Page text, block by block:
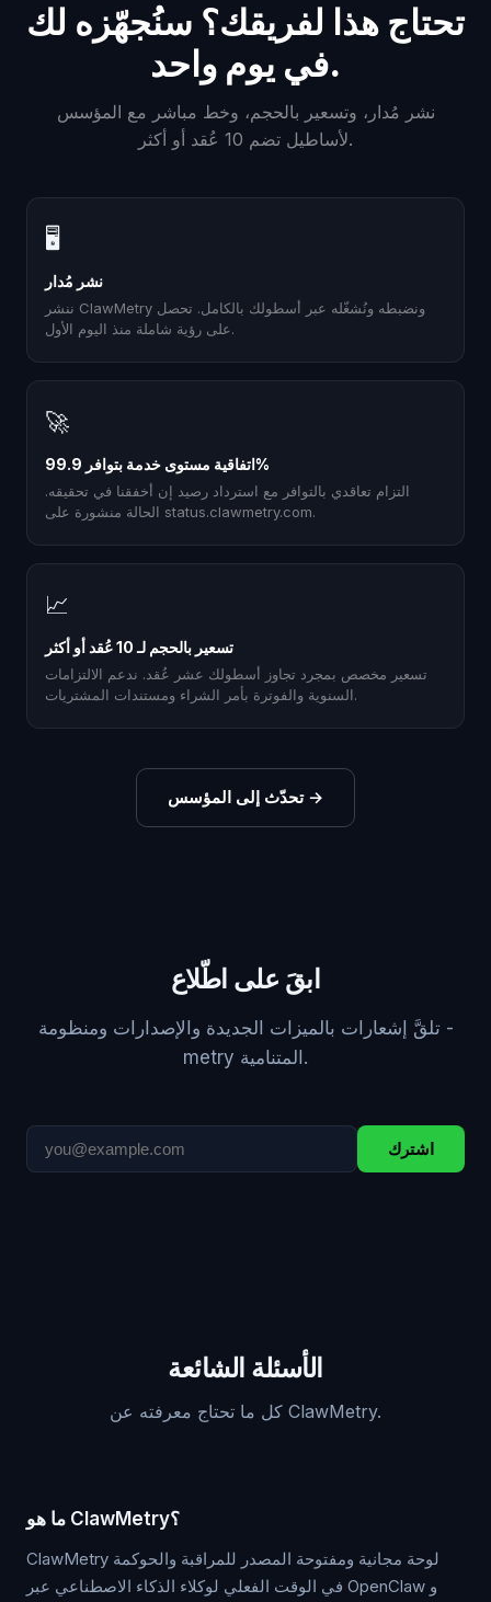
تحتاج هذا لفريقك؟ سنُجهّزه لك
في يوم واحد.
نشر مُدار، وتسعير بالحجم، وخط مباشر مع المؤسس
لأساطيل تضم 10 عُقد أو أكثر.
🖥
نشر مُدار
ننشر ClawMetry ونضبطه ونُشغّله عبر أسطولك بالكامل. تحصل
على رؤية شاملة منذ اليوم الأول.
🚀
اتفاقية مستوى خدمة بتوافر 99.9%
التزام تعاقدي بالتوافر مع استرداد رصيد إن أخفقنا في تحقيقه.
الحالة منشورة على status.clawmetry.com.
📈
تسعير بالحجم لـ 10 عُقد أو أكثر
تسعير مخصص بمجرد تجاوز أسطولك عشر عُقد. ندعم الالتزامات
السنوية والفوترة بأمر الشراء ومستندات المشتريات.
تحدّث إلى المؤسس→
ابقَ على اطّلاع
تلقَّ إشعارات بالميزات الجديدة والإصدارات ومنظومة ‎-
metry‎ المتنامية.
اشترك
الأسئلة الشائعة
كل ما تحتاج معرفته عن ClawMetry.
ما هو ClawMetry؟
ClawMetry لوحة مجانية ومفتوحة المصدر للمراقبة والحوكمة
في الوقت الفعلي لوكلاء الذكاء الاصطناعي عبر OpenClaw و